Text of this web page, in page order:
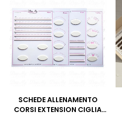
SCHEDE ALLENAMENTO
CORSI EXTENSION CIGLIA